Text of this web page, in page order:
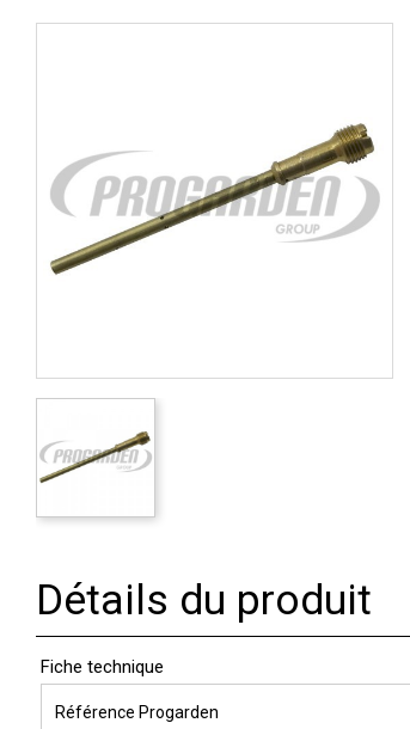
Détails du produit
Fiche technique
Référence Progarden